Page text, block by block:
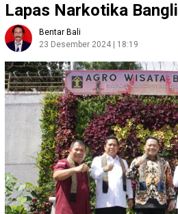
Lapas Narkotika Bangli
Bentar Bali
23 Desember 2024 | 18:19